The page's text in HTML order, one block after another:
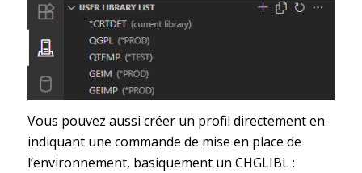
Vous pouvez aussi créer un profil directement en
indiquant une commande de mise en place de
l’environnement, basiquement un CHGLIBL :